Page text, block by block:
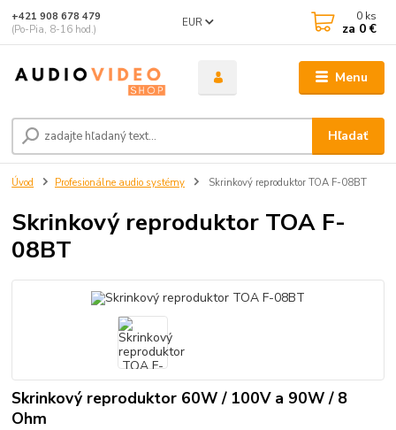
Menu
EUR
Hľadať
+421 908 678 479
(Po-Pia, 8-16 hod.)
0 ks
za 0 €
Úvod Profesionálne audio systémy Skrinkový reproduktor TOA F-08BT
Skrinkový reproduktor TOA F-
08BT
Skrinkový reproduktor 60W / 100V a 90W / 8
Ohm